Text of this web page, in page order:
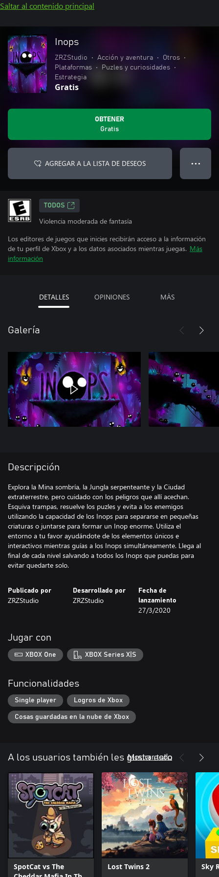
Saltar al contenido principal
Inops
ZRZStudio • Acción y aventura • Otros
•
Plataformas
• Puzles y curiosidades
•
Estrategia
Gratis
OBTENER
Gratis
AGREGAR A LA LISTA DE DESEOS ● ● ●
TODOS
Violencia moderada de fantasía
Los editores de juegos que inicies recibirán acceso a la información
de tu perfil de Xbox y a los datos asociados mientras juegas. Más
información
DETALLES OPINIONES MÁS
Galería
Descripción
Explora la Mina sombría, la Jungla serpenteante y la Ciudad
extraterrestre, pero cuidado con los peligros que allí acechan.
Esquiva trampas, resuelve los puzles y evita a los enemigos
utilizando la capacidad de los Inops para separarse en pequeñas
criaturas o juntarse para formar un Inop enorme. Utiliza el
entorno a tu favor ayudándote de los elementos únicos e
interactivos mientras guías a los Inops simultáneamente. Llega al
final de cada nivel salvando a todos los Inops que puedas para
evitar quedarte solo.
Publicado por
ZRZStudio
Desarrollado por
ZRZStudio
Fecha de
lanzamiento
27/3/2020
Jugar con
XBOX One XBOX Series X|S
Funcionalidades
Single player Logros de Xbox
Cosas guardadas en la nube de Xbox
A los usuarios también les gusta esto
Mostrar todo
SpotCat vs The
Lost Twins 2 Sky